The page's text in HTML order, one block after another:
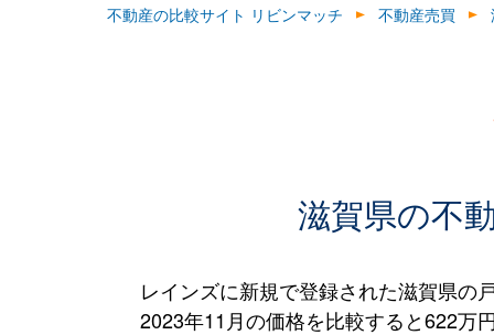
不動産の比較サイト リビンマッチ 不動産売買
滋賀県の不
レインズに新規で登録された滋賀県の
2023年11月の価格を比較すると622万